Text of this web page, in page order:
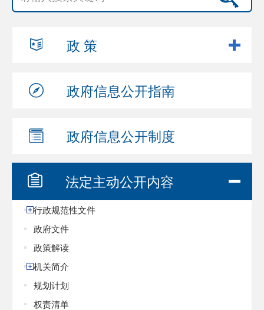
政 策
政府信息公开指南
政府信息公开制度
法定主动公开内容
行政规范性文件
政府文件
政策解读
机关简介
规划计划
权责清单